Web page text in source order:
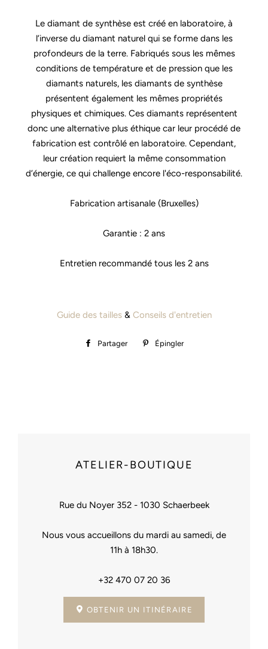
Le diamant de synthèse est créé en laboratoire, à
l’inverse du diamant naturel qui se forme dans les
profondeurs de la terre. Fabriqués sous les mêmes
conditions de température et de pression que les
diamants naturels, les diamants de synthèse
présentent également les mêmes propriétés
physiques et chimiques. Ces diamants représentent
donc une alternative plus éthique car leur procédé de
fabrication est contrôlé en laboratoire. Cependant,
leur création requiert la même consommation
d’énergie, ce qui challenge encore l'éco-responsabilité.
Fabrication artisanale (Bruxelles)
Garantie : 2 ans
Entretien recommandé tous les 2 ans
Guide des tailles& Conseils d'entretien
Partager
PartagerÉpingler
ATELIER-BOUTIQUE
Rue du Noyer 352 - 1030 Schaerbeek
Nous vous accueillons du mardi au samedi, de
11h à 18h30.
+32 470 07 20 36
OBTENIR UN ITINÉRAIRE